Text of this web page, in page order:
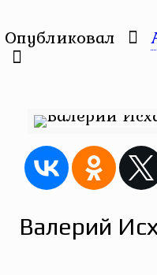
Опубликовал
Валерий